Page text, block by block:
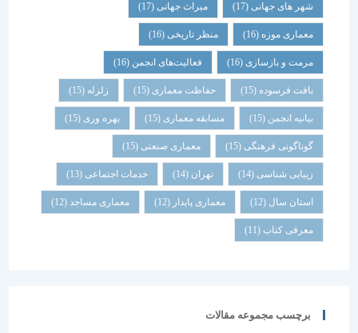
شهر های جهانی(17) میراث جهانی(17)
معماری موزه(16) منظر تاریخی (16)
مرمت و بازسازی(16) فعالیت‌های انجمن(16)
بافت فرسوده (15) حفاظت معماری (15) زلزله
بیانیه انجمن(15) مسابقه معماری (15) بهره وری(15)
گوناگونی فرهنگی (15) معماری صنعتی(15)
زیبایی شناسی (14) تهران خدمات اجتماعی (13)
استان سال(12) معماری پایدار (12) معماری مساجد(12)
معرفی کتاب(11)
برچسب مجموعه مقالات